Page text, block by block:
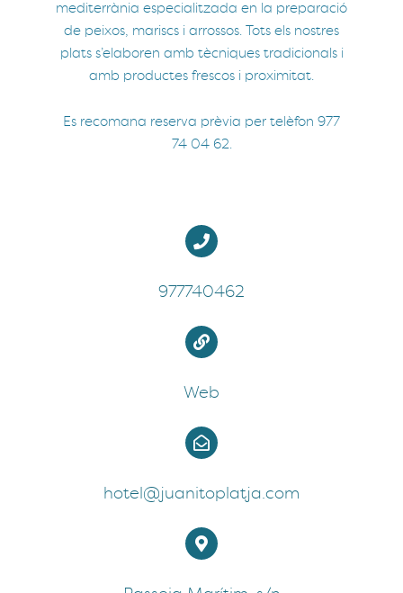
mediterrània especialitzada en la preparació
de peixos, mariscs i arrossos. Tots els nostres
plats s’elaboren amb tècniques tradicionals i
amb productes frescos i proximitat.
Es recomana reserva prèvia per telèfon 977
74 04 62.
977740462
Web
hotel@juanitoplatja.com